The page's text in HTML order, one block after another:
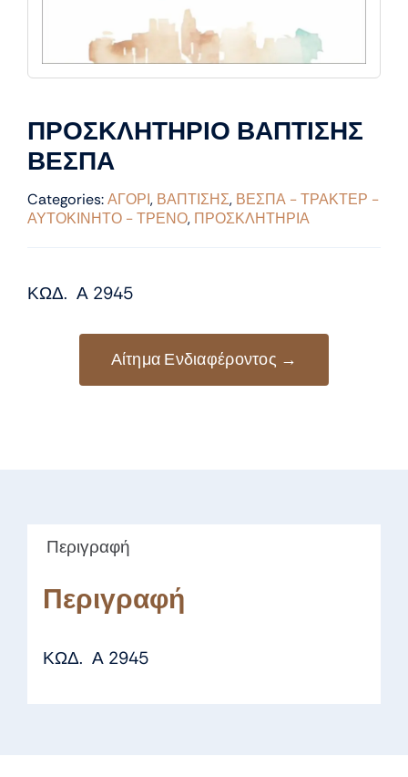
ΠΡΟΣΚΛΗΤΗΡΙΟ ΒΑΠΤΙΣΗΣ
ΒΕΣΠΑ
Categories:ΑΓΟΡΙ, ΒΑΠΤΙΣΗΣ, ΒΕΣΠΑ - ΤΡΑΚΤΕΡ -
ΑΥΤΟΚΙΝΗΤΟ - ΤΡΕΝΟ, ΠΡΟΣΚΛΗΤΗΡΙΑ
ΚΩΔ. Α 2945
Αίτημα Ενδιαφέροντος →
Περιγραφή
Περιγραφή
ΚΩΔ. Α 2945